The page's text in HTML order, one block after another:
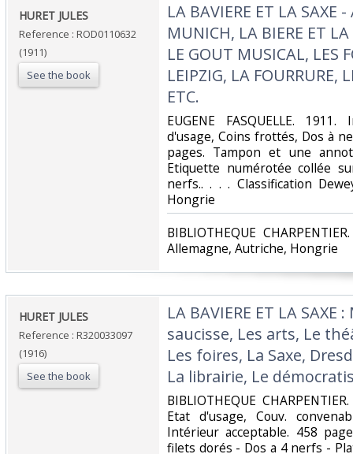
‎HURET JULES‎
Reference : ROD0110632
(1911)
See the book
‎LA BAVIERE ET LA SAXE
MUNICH, LA BIERE ET LA
LE GOUT MUSICAL, LES
LEIPZIG, LA FOURRURE,
ETC.‎
‎EUGENE FASQUELLE.
d'usage, Coins frottés, Dos à
pages. Tampon et une
Etiquette numérotée collée
nerfs.. . . . Classification
Hongrie‎
‎BIBLIOTHEQUE
Allemagne, Autriche, Hongrie‎
‎HURET JULES‎
Reference : R320033097
(1916)
See the book
‎LA BAVIERE ET LA
saucisse, Les arts, Le
Les foires, La Saxe,
La librairie, Le
‎BIBLIOTHEQUE
Etat d'usage, Couv.
Intérieur acceptable. 458
filets dorés - Dos a 4 nerfs -